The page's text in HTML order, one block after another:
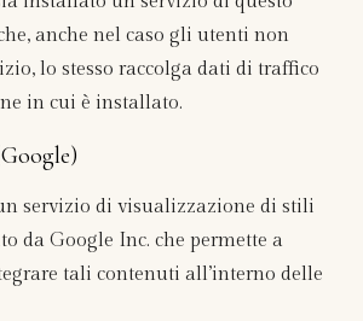
anche nel caso gli utenti non
lo stesso raccolga dati di traffico
in cui è installato.
servizio di visualizzazione di stili
da Google Inc. che permette a
tali contenuti all’interno delle